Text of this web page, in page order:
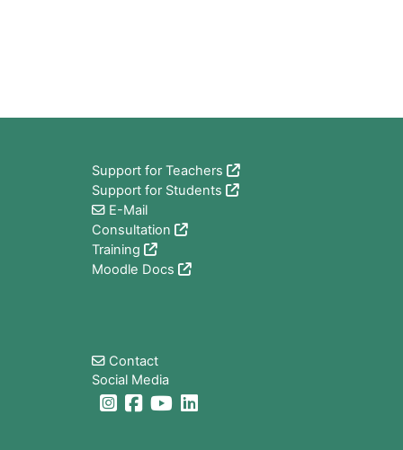
Support for Teachers
Support for Students
E-Mail
Consultation
Training
Moodle Docs
Contact
Social Media